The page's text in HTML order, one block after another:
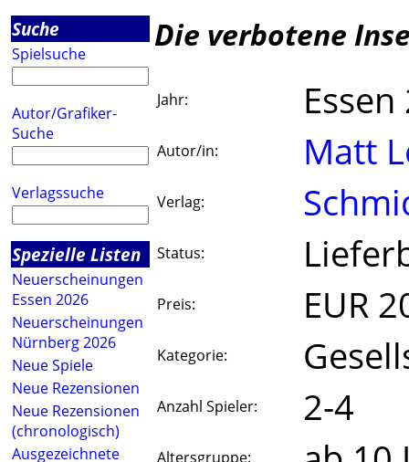
Suche
Spielsuche
Autor/Grafiker-
Suche
Verlagssuche
Spezielle Listen
Neuerscheinungen
Essen 2026
Neuerscheinungen
Nürnberg 2026
Neue Spiele
Neue Rezensionen
Neue Rezensionen
(chronologisch)
Ausgezeichnete
Die verbotene
Jahr:
Autor/in: Matt
Verlag:
Status:
Preis: EUR
Kategorie:
Anzahl Spieler: 2-4
Altersgruppe: